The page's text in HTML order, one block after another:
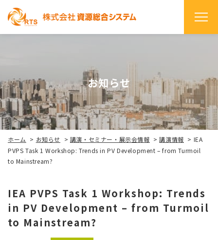
お知らせ
ホーム > お知らせ > 講演・セミナー・展示会情報 >講演情報 > IEA
PVPS Task 1 Workshop: Trends in PV Development – from Turmoil
to Mainstream?
IEA PVPS Task 1 Workshop: Trends
in PV Development – from Turmoil
to Mainstream?